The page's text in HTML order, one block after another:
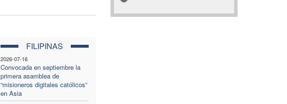
FILIPINAS
2026-07-16
Convocada en septiembre la
primera asamblea de
“misioneros digitales católicos”
en Asia